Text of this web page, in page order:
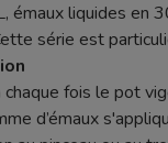
émaux liquides en
série est
chaque fois le pot
d’émaux